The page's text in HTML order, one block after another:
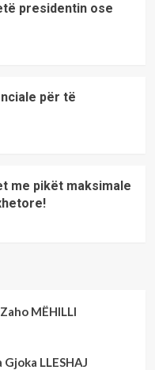
presidentin ose
për të
me pikët maksimale
MËHILLI
LLESHAJ